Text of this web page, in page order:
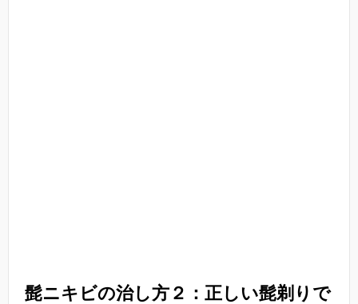
髭ニキビの治し方２：正しい髭剃りで